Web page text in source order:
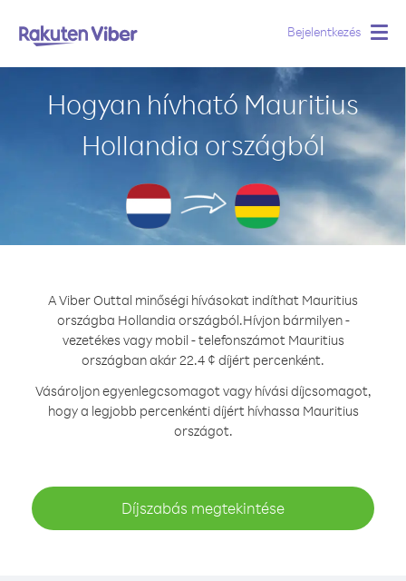
Bejelentkezés
Hogyan hívható Mauritius
Hollandia országból
A Viber Outtal minőségi hívásokat indíthat Mauritius
országba Hollandia országból.Hívjon bármilyen -
vezetékes vagy mobil - telefonszámot Mauritius
országban akár 22.4 ¢ díjért percenként.
Vásároljon egyenlegcsomagot vagy hívási díjcsomagot,
hogy a legjobb percenkénti díjért hívhassa Mauritius
országot.
Díjszabás megtekintése